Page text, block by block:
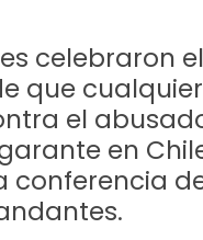
celebraron
que
el
en
conferencia